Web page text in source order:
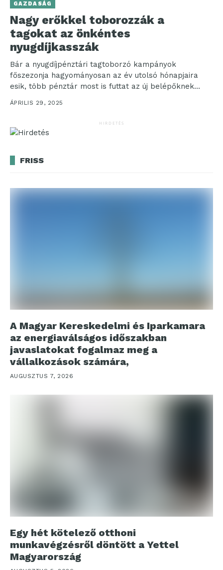
GAZDASÁG
Nagy erőkkel toborozzák a
tagokat az önkéntes
nyugdíjkasszák
Bár a nyugdíjpénztári tagtoborzó kampányok
főszezonja hagyományosan az év utolsó hónapjaira
esik, több pénztár most is futtat az új belépőknek
szóló nyereményjátékokat, illetve...
ÁPRILIS 29, 2025
HIRDETÉS
FRISS
A Magyar Kereskedelmi és Iparkamara
az energiaválságos időszakban
javaslatokat fogalmaz meg a
vállalkozások számára,
AUGUSZTUS 7, 2026
Egy hét kötelező otthoni
munkavégzésről döntött a Yettel
Magyarország